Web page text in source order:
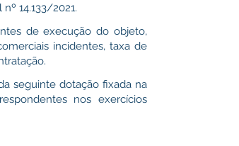
14.133/2021.
de execução do objeto,
incidentes, taxa de
seguinte dotação fixada na
nos exercícios